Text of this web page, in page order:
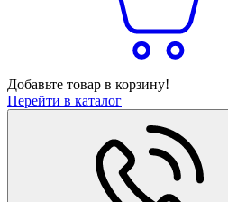
Добавьте товар в корзину!
Перейти в каталог